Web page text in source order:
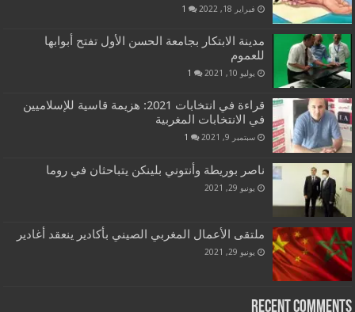
فبراير 18, 2022 1
مدينة الابتكار بجامعة الحسن الأول تفتح أبوابها
للعموم
يوليو 10, 2021 1
قراءة في انتخابات 2021: هزيمة قاسية للإسلاميين
في الانتخابات المغربية
سبتمبر 9, 2021 1
ناصر بوريطة وأنتوني بلينكن يتباحثان في روما
يونيو 29, 2021
ملتقى الأعمال المغربي الصيني بأكادير ينعقد أغادير
يونيو 29, 2021
Recent Comments